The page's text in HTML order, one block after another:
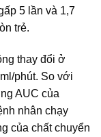
5 lần và 1,7
trẻ.
thay đổi ở
phút. So với
AUC của
nhân chạy
của chất chuyển